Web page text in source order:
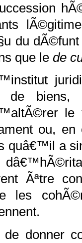
du
que le de
de biens,
le
ou,
quâ€™il a
Ãªtre
les
de donner